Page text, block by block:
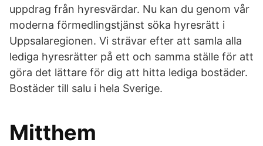
uppdrag från hyresvärdar. Nu kan du genom vår
moderna förmedlingstjänst söka hyresrätt i
Uppsalaregionen. Vi strävar efter att samla alla
lediga hyresrätter på ett och samma ställe för att
göra det lättare för dig att hitta lediga bostäder.
Bostäder till salu i hela Sverige.
Mitthem